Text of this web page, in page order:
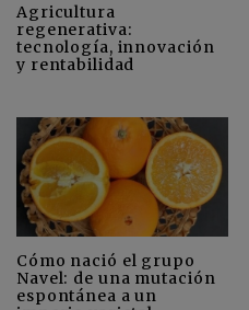
Agricultura
regenerativa:
tecnología, innovación
y rentabilidad
Cómo nació el grupo
Navel: de una mutación
espontánea a un